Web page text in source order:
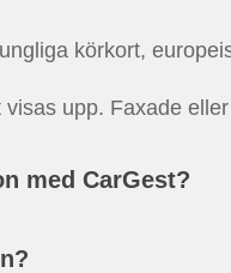
körkort,
upp. Faxade
med CarGest?